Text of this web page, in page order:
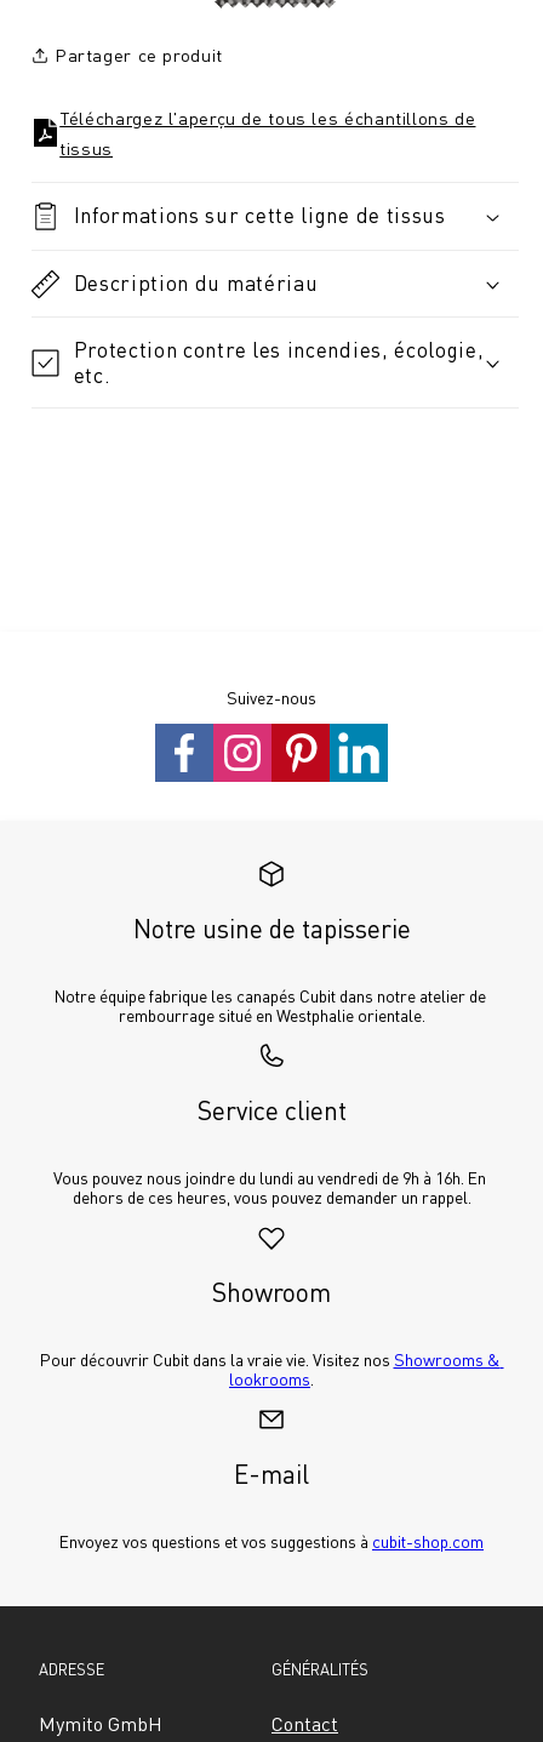
Partager ce produit
Téléchargez l'aperçu de tous les échantillons de
tissus
Informations sur cette ligne de tissus
Description du matériau
Protection contre les incendies, écologie,
etc.
Suivez-nous
Notre usine de tapisserie
Notre équipe fabrique les canapés Cubit dans notre atelier de
rembourrage situé en Westphalie orientale.
Service client
Vous pouvez nous joindre du lundi au vendredi de 9h à 16h. En
dehors de ces heures, vous pouvez demander un rappel.
Showroom
Pour découvrir Cubit dans la vraie vie. Visitez nos Showrooms &
lookrooms
E-mail
Envoyez vos questions et vos suggestions à cubit-shop.com
ADRESSE
Mymito GmbH
GÉNÉRALITÉS
Contact